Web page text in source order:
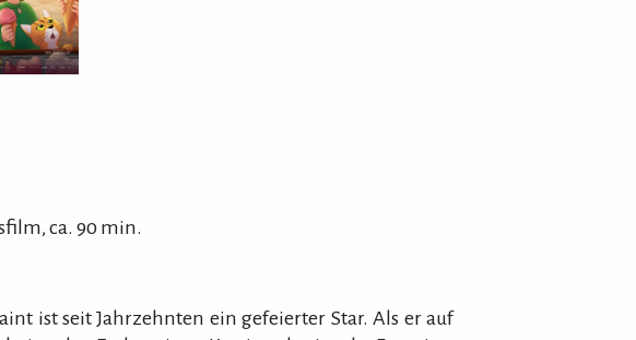
ca. 90 min.
ist seit Jahrzehnten ein gefeierter Star. Als er auf